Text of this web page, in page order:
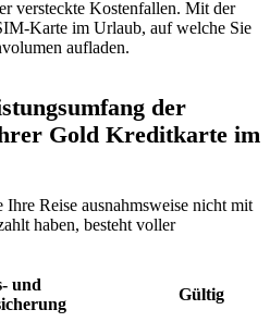
versteckte Kostenfallen. Mit der
Karte im Urlaub, auf welche Sie
aufladen.
der
Gold Kreditkarte im
Reise ausnahmsweise nicht mit
haben, besteht voller
und
Gültig